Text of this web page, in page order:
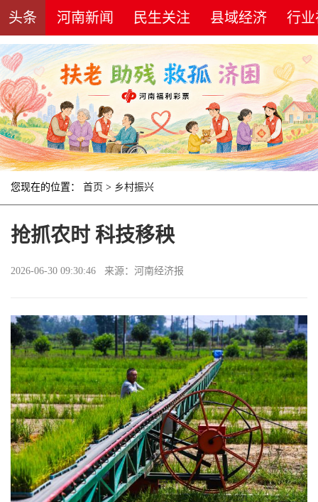
头条 河南新闻 民生关注 县域经济 行
您现在的位置： 首页 > 乡村振兴
抢抓农时 科技移秧
2026-06-30 09:30:46 来源：河南经济报